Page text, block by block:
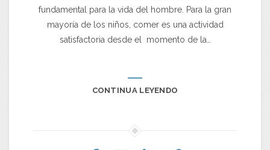
fundamental para la vida del hombre. Para la gran
mayoría de los niños, comer es una actividad
satisfactoria desde el momento de la…
CONTINUA LEYENDO